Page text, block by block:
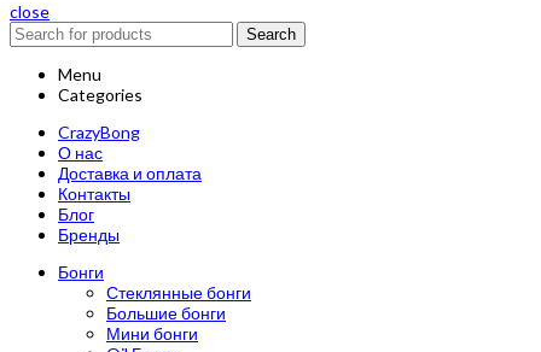
close
Search
Menu
Categories
CrazyBong
О нас
Доставка и оплата
Контакты
Блог
Бренды
Бонги
Стеклянные бонги
Большие бонги
Мини бонги